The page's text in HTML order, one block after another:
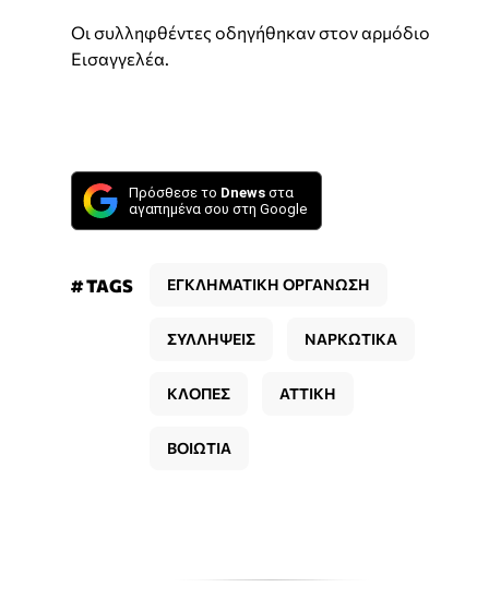
Οι συλληφθέντες οδηγήθηκαν στον αρμόδιο
Εισαγγελέα.
Πρόσθεσε το Dnews στα
αγαπημένα σου στη Google
# TAGS ΕΓΚΛΗΜΑΤΙΚΗ ΟΡΓΑΝΩΣΗ
ΣΥΛΛΗΨΕΙΣ ΝΑΡΚΩΤΙΚΑ
ΚΛΟΠΕΣ ΑΤΤΙΚΗ
ΒΟΙΩΤΙΑ